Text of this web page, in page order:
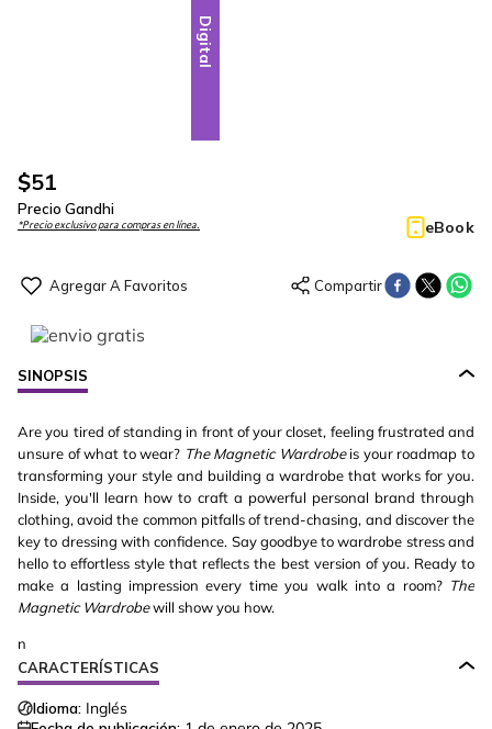
Digital
$51
Precio Gandhi
*Precio exclusivo para compras en línea. eBook
SINOPSIS
Are you tired of standing in front of your closet, feeling frustrated and
unsure of what to wear? The Magnetic Wardrobeis your roadmap to
transforming your style and building a wardrobe that works for you.
Inside, you'll learn how to craft a powerful personal brand through
clothing, avoid the common pitfalls of trend-chasing, and discover the
key to dressing with confidence. Say goodbye to wardrobe stress and
hello to effortless style that reflects the best version of you. Ready to
make a lasting impression every time you walk into a room? The
Magnetic Wardrobewill show you how.
n
CARACTERÍSTICAS
Idioma: Inglés